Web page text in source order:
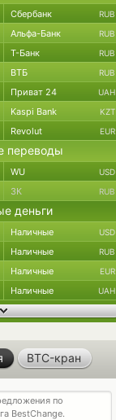
Сбербанк RUB
Альфа-Банк RUB
Т-Банк RUB
ВТБ RUB
Приват 24 UAH
Kaspi Bank KZT
Revolut EUR
переводы
WU USD
ЗК RUB
деньги
Наличные USD
Наличные RUB
Наличные EUR
Наличные UAH
BTC-кран